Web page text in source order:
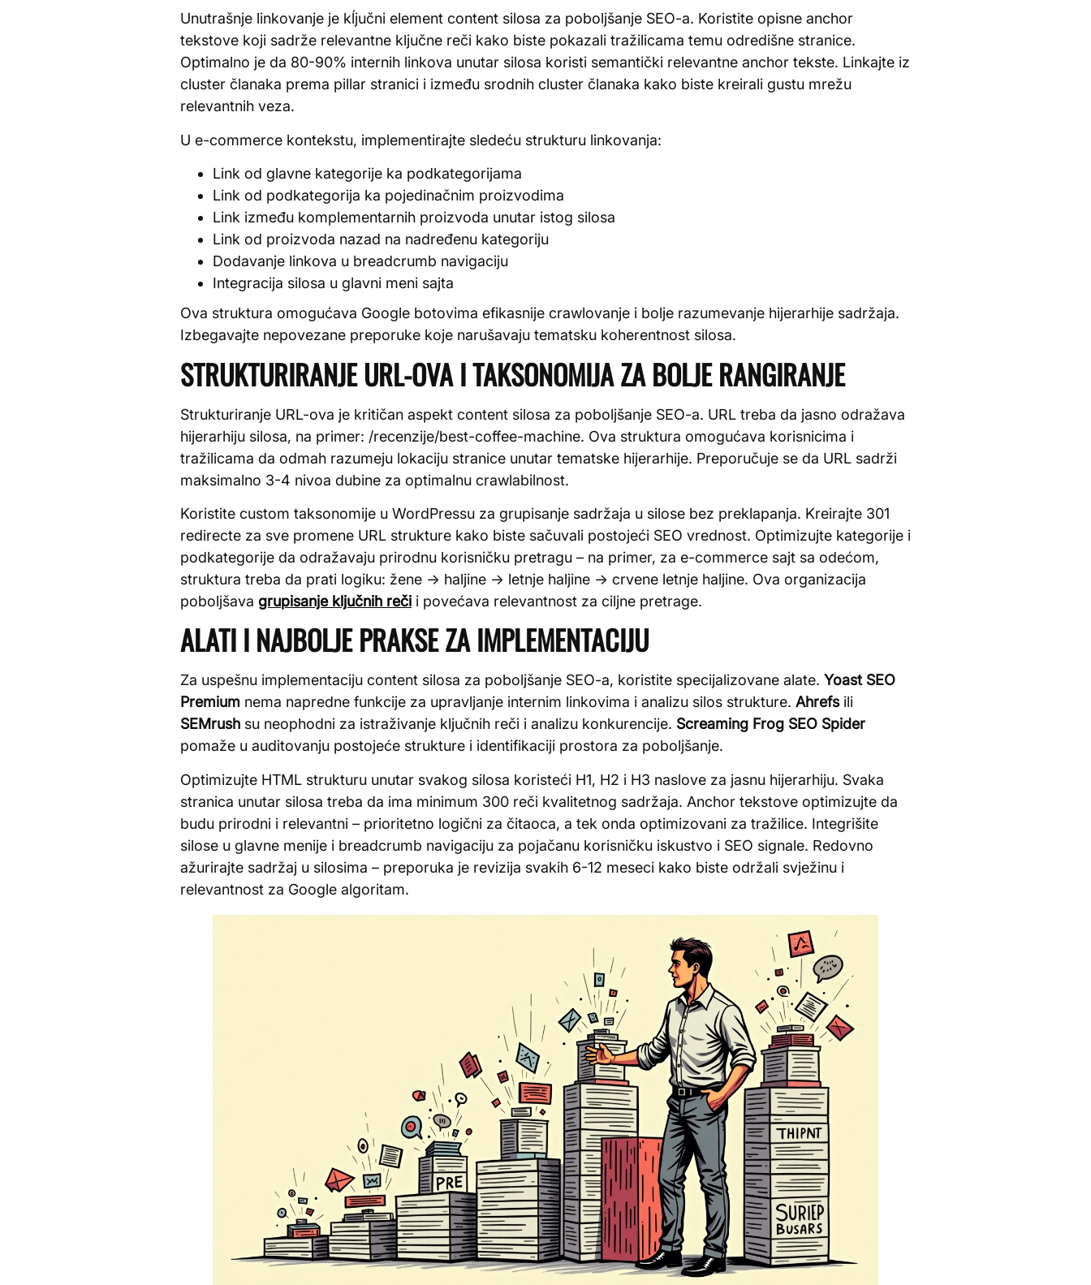
Unutrašnje linkovanje je kĺjučni element content silosa za poboljšanje SEO-a. Koristite opisne anchor
tekstove koji sadrže relevantne ključne reči kako biste pokazali tražilicama temu odredišne stranice.
Optimalno je da 80-90% internih linkova unutar silosa koristi semantički relevantne anchor tekste. Linkajte iz
cluster članaka prema pillar stranici i između srodnih cluster članaka kako biste kreirali gustu mrežu
relevantnih veza.
U e-commerce kontekstu, implementirajte sledeću strukturu linkovanja:
Link od glavne kategorije ka podkategorijama
Link od podkategorija ka pojedinačnim proizvodima
Link između komplementarnih proizvoda unutar istog silosa
Link od proizvoda nazad na nadređenu kategoriju
Dodavanje linkova u breadcrumb navigaciju
Integracija silosa u glavni meni sajta
Ova struktura omogućava Google botovima efikasnije crawlovanje i bolje razumevanje hijerarhije sadržaja.
Izbegavajte nepovezane preporuke koje narušavaju tematsku koherentnost silosa.
STRUKTURIRANJE URL-OVA I TAKSONOMIJA ZA BOLJE RANGIRANJE
Strukturiranje URL-ova je kritičan aspekt content silosa za poboljšanje SEO-a. URL treba da jasno odražava
hijerarhiju silosa, na primer: /recenzije/best-coffee-machine. Ova struktura omogućava korisnicima i
tražilicama da odmah razumeju lokaciju stranice unutar tematske hijerarhije. Preporučuje se da URL sadrži
maksimalno 3-4 nivoa dubine za optimalnu crawlabilnost.
Koristite custom taksonomije u WordPressu za grupisanje sadržaja u silose bez preklapanja. Kreirajte 301
redirecte za sve promene URL strukture kako biste sačuvali postojeći SEO vrednost. Optimizujte kategorije i
podkategorije da odražavaju prirodnu korisničku pretragu – na primer, za e-commerce sajt sa odećom,
struktura treba da prati logiku: žene → haljine → letnje haljine → crvene letnje haljine. Ova organizacija
poboljšava grupisanje ključnih reči i povećava relevantnost za ciljne pretrage.
ALATI I NAJBOLJE PRAKSE ZA IMPLEMENTACIJU
Za uspešnu implementaciju content silosa za poboljšanje SEO-a, koristite specijalizovane alate. Yoast SEO
Premium nema napredne funkcije za upravljanje internim linkovima i analizu silos strukture. Ahrefsili
SEMrush su neophodni za istraživanje ključnih reči i analizu konkurencije. Screaming Frog SEO Spider
pomaže u auditovanju postojeće strukture i identifikaciji prostora za poboljšanje.
Optimizujte HTML strukturu unutar svakog silosa koristeći H1, H2 i H3 naslove za jasnu hijerarhiju. Svaka
stranica unutar silosa treba da ima minimum 300 reči kvalitetnog sadržaja. Anchor tekstove optimizujte da
budu prirodni i relevantni – prioritetno logični za čitaoca, a tek onda optimizovani za tražilice. Integrišite
silose u glavne menije i breadcrumb navigaciju za pojačanu korisničku iskustvo i SEO signale. Redovno
ažurirajte sadržaj u silosima – preporuka je revizija svakih 6-12 meseci kako biste održali svježinu i
relevantnost za Google algoritam.